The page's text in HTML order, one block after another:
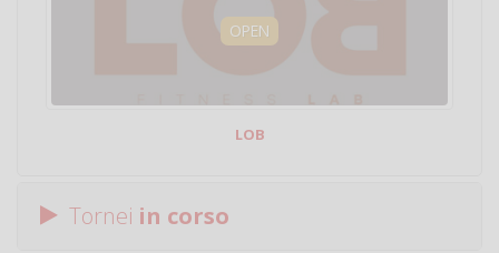
OPEN
LOB
Tornei in corso